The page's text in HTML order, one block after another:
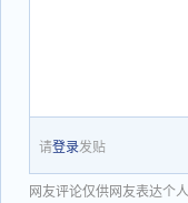
请登录发贴
网友评论仅供网友表达个